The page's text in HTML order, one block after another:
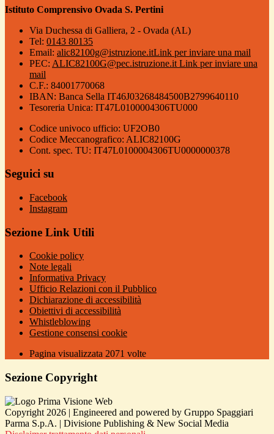
Istituto Comprensivo Ovada S. Pertini
Via Duchessa di Galliera, 2 - Ovada (AL)
Tel: 0143 80135
Email: alic82100g@istruzione.itLink per inviare una mail
PEC: ALIC82100G@pec.istruzione.it Link per inviare una
mail
C.F.: 84001770068
IBAN: Banca Sella IT46J03268484500B2799640110
Tesoreria Unica: IT47L0100004306TU000
Codice univoco ufficio: UF2OB0
Codice Meccanografico: ALIC82100G
Cont. spec. TU: IT47L0100004306TU0000000378
Seguici su
Facebook
Instagram
Sezione Link Utili
Cookie policy
Note legali
Informativa Privacy
Ufficio Relazioni con il Pubblico
Dichiarazione di accessibilità
Obiettivi di accessibilità
Whistleblowing
Gestione consensi cookie
Pagina visualizzata 2071 volte
Sezione Copyright
Copyright 2026 | Engineered and powered by Gruppo Spaggiari
Parma S.p.A. | Divisione Publishing & New Social Media